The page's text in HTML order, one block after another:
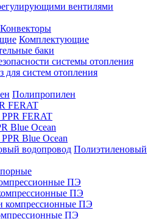
вентилями
Конвекторы
Комплектующие
баки
системы отопления
для систем отопления
Полипропилен
FERAT
FERAT
Blue Ocean
Blue Ocean
Полиэтиленовый
ПЭ
ПЭ
компрессионные ПЭ
ПЭ